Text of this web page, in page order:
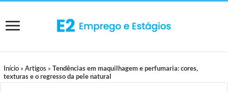
Início »Artigos »Tendências em maquilhagem e perfumaria: cores,
texturas e o regresso da pele natural